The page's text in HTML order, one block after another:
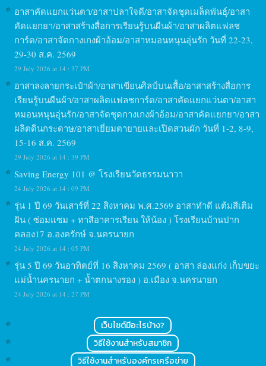
อาสาคัดแยกแว่นตา/อาสาปลาใจดี/อาสาจัดชุดเมล็ดพันธุ์/อาสา
คัดแยกยา/อาสาสร้างสื่อการเรียนรู้บนผืนผ้า/อาสาผลิตแฟลช
การ์ด/อาสาจัดกางเกงผ้าอ้อม/อาสาหมอนหนุนอุ่นรัก วันที่ 22-23,
29-30 ส.ค. 2569
29 July 2026 at 14 : 37 PM
อาสาลงลายกระเป๋าผ้า/อาสาเขียนศิลป์บนเสื้อ/อาสาสร้างสื่อการ
เรียนรู้บนผืนผ้า/อาสาผลิตแฟลชการ์ด/อาสาคัดแยกแว่นตา/อาสา
หมอนหนุนอุ่นรัก/อาสาจัดชุดกางเกงผ้าอ้อม/อาสาคัดแยกยา/อาสา
ผลิตดินกระดาษ/อาสาเยี่ยมตายายและเปิดสวนผัก วันที่ 1-2, 8-9,
15-16 ส.ค. 2569
29 July 2026 at 14 : 39 PM
Saving Energy 101 @ โรงเรียนวัดธรรมนาวา
24 July 2026 at 14 : 09 PM
รุ่น 1 ปี 69 วันเสาร์ที่ 22 สิงหาคม พ.ศ.2569 อาสาทำดี แต้มสีเติม
ฝัน ( ซ่อมแซม + ทาสีอาคารเรียน ให้น้อง ) โรงเรียนบ้านปาก
คลอง17 อ.องครักษ์ จ.นครนายก
24 July 2026 at 14 : 05 PM
รุ่น 5 ปี 69 วันอาทิตย์ที่ 16 สิงหาคม 2569 ( อาสา ล่องแก่ง เก็บขยะ
แม่น้ำนครนายก + น้ำตกนางรอง ) อ.เมือง จ.นครนายก
24 July 2026 at 14 : 27 PM
เว็บไซต์มีอะไรบ้าง?
วิธีใช้งานสำหรับสมาชิก
วิธีใช้งานสำหรับองค์กรเครือข่าย